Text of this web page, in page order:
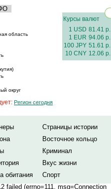
область
округ
Курсы валют
1 USD 81.41 р.
1 EUR 94.06 р.
100 JPY 51.61 р.
10 CNY 12.06 р.
Регион сегодня
Страницы истории
Восточное кольцо
Криминал
Вкус жизни
обитания
Спорт
failed (errno=111, msg=Connection